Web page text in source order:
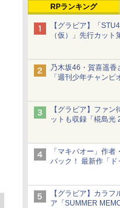
RPランキング
【グラビア】「
（仮）」先行カッ
るランジェリーカ
乃木坂46・賀喜遥香
「週刊少年チャン
売 pic.x.com/
【グラビア】ファ
ットも収録「椛島光
「マキバオー」作
バック！ 最新作「ド
べらない動物”との
うこれ以上の幸せ
犬たちへ…
【グラビア】カラ
ア「SUMMER